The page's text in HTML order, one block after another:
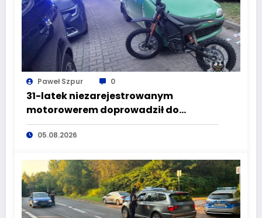
Paweł Szpur 0
31-latek niezarejestrowanym
motorowerem doprowadził do
wypadku będąc pod wpływem
alkoholu
05.08.2026